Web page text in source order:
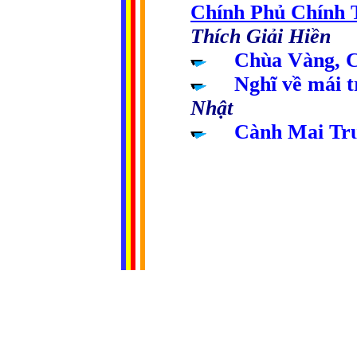
Chính Phủ Chính
Thích Giải Hiền
Chùa Vàng,
Nghĩ về mái
Nhật
Cành Mai